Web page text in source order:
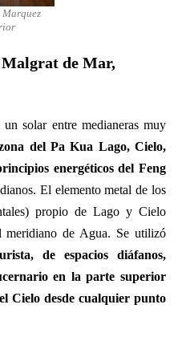
Marquez
de Mar,
solar entre medianeras muy
del Pa Kua Lago, Cielo,
energéticos del Feng
El elemento metal de los
propio de Lago y Cielo
meridiano de Agua. Se utilizó
de espacios diáfanos,
en la parte superior
Cielo desde cualquier punto